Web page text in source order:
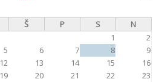
Š P S
N
1
2
5 6 7 8
9
12 13 14 15
16
19 20 21 22
23